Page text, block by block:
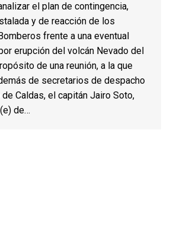
el plan de contingencia,
y de reacción de los
frente a una eventual
erupción del volcán Nevado del
de una reunión, a la que
de secretarios de despacho
Caldas, el capitán Jairo Soto,
de…